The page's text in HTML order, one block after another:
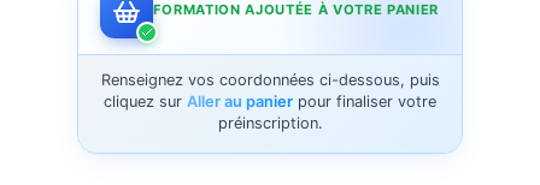
FORMATION AJOUTÉE À VOTRE PANIER
Renseignez vos coordonnées ci-dessous, puis
cliquez sur Aller au panier pour finaliser votre
préinscription.